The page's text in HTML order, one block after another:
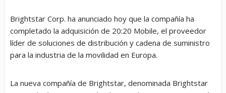
Brightstar Corp. ha anunciado hoy que la compañía ha
completado la adquisición de 20:20 Mobile, el proveedor
líder de soluciones de distribución y cadena de suministro
para la industria de la movilidad en Europa.
La nueva compañía de Brightstar, denominada Brightstar